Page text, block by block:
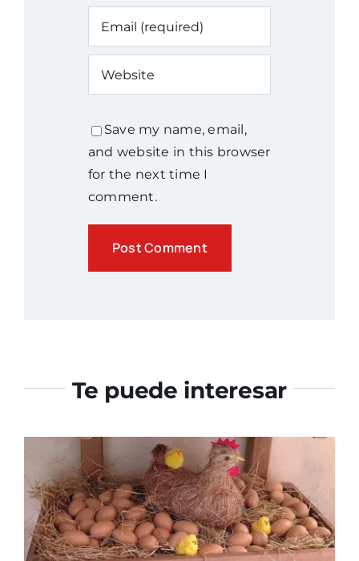
Save my name, email,
and website in this browser
for the next time I
comment.
Te puede interesar